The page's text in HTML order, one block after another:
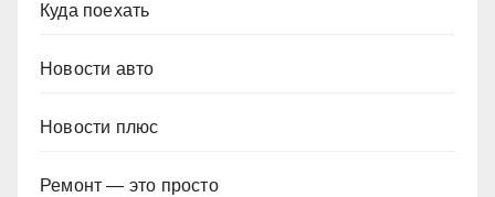
Куда поехать
Новости авто
Новости плюс
Ремонт — это просто